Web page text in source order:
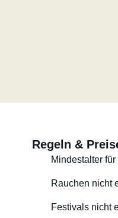
Regeln &
Mindestalter
Rauchen nicht
Festivals nicht